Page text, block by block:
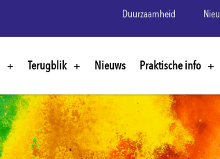
Duurzaamheid
Terugblik Nieuws Praktische info